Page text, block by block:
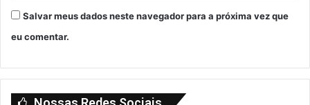
Salvar meus dados neste navegador para a próxima vez que
eu comentar.